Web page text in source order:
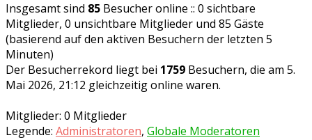
Insgesamt sind 85 Besucher online :: 0 sichtbare
Mitglieder, 0 unsichtbare Mitglieder und 85 Gäste
(basierend auf den aktiven Besuchern der letzten 5
Minuten)
Der Besucherrekord liegt bei 1759 Besuchern, die am 5.
Mai 2026, 21:12 gleichzeitig online waren.
Mitglieder: 0 Mitglieder
Legende: Administratoren, Globale Moderatoren